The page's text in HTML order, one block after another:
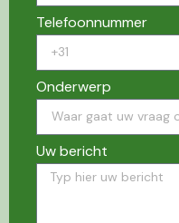
Telefoonnummer
Onderwerp
Uw bericht